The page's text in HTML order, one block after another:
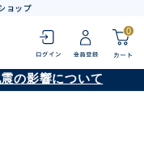
ョップ
0
の影響について